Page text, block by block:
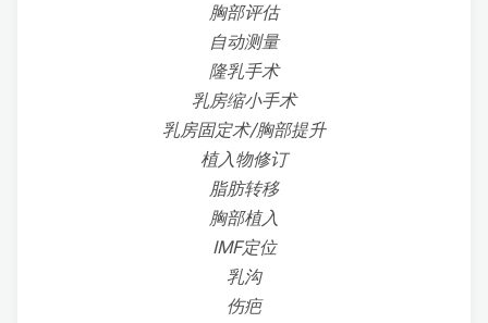
胸部评估
自动测量
隆乳手术
乳房缩小手术
乳房固定术/胸部提升
植入物修订
脂肪转移
胸部植入
IMF定位
乳沟
伤疤